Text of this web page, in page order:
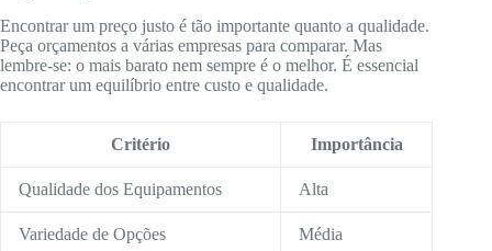
Encontrar um preço justo é tão importante quanto a qualidade.
Peça orçamentos a várias empresas para comparar. Mas
lembre-se: o mais barato nem sempre é o melhor. É essencial
encontrar um equilíbrio entre custo e qualidade.
Critério Importância
Qualidade dos Equipamentos Alta
Variedade de Opções Média